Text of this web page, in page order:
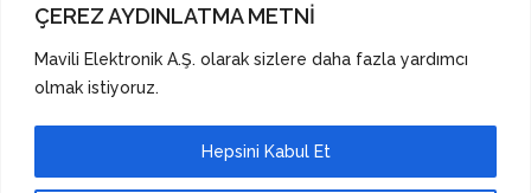
ÇEREZ AYDINLATMA METNİ
Mavili Elektronik A.Ş. olarak sizlere daha fazla yardımcı
olmak istiyoruz.
Hepsini Kabul Et
export@mavili.com.tr
Soutien aux ventes
Soutien technique
Académie
Suggestions et réclamations